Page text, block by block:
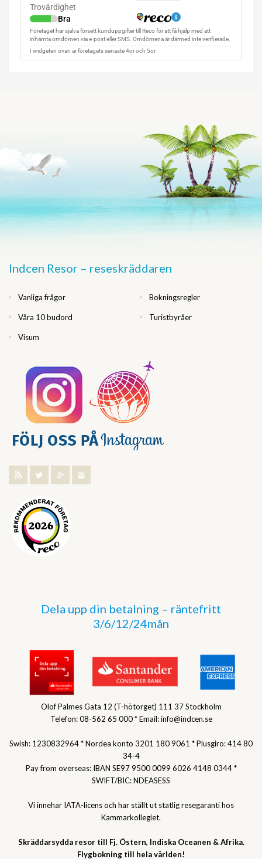
Indcen Resor – reseskräddaren
Vanliga frågor Bokningsregler
Våra 10 budord Turistbyråer
Visum
Dela upp din betalning – räntefritt
3/6/12/24mån
Olof Palmes Gata 12 (T-hötorget) 111 37 Stockholm
Telefon: 08-562 65 000 * Email: info@indcen.se
Swish: 1230832964 * Nordea konto 3201 180 9061 * Plusgiro: 414 80
34-4
Pay from overseas: IBAN SE97 9500 0099 6026 4148 0344 *
SWIFT/BIC: NDEASESS
Vi innehar IATA-licens och har ställt ut statlig resegaranti hos
Kammarkollegiet.
Skräddarsydda resor till Fj. Östern, Indiska Oceanen & Afrika.
Flygbokning till hela världen!